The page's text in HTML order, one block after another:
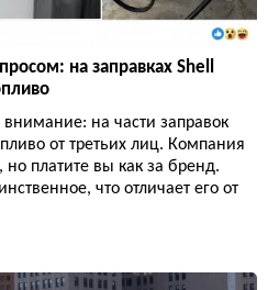
на заправках Shell
на части заправок
от третьих лиц. Компания
платите вы как за бренд.
что отличает его от